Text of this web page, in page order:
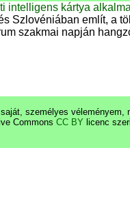
intelligens kártya
Szlovéniában említ, a
szakmai napján
személyes véleményem,
Commons CC BY licenc